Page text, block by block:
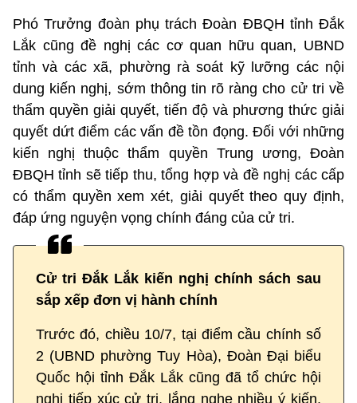
Phó Trưởng đoàn phụ trách Đoàn ĐBQH tỉnh Đắk
Lắk cũng đề nghị các cơ quan hữu quan, UBND
tỉnh và các xã, phường rà soát kỹ lưỡng các nội
dung kiến nghị, sớm thông tin rõ ràng cho cử tri về
thẩm quyền giải quyết, tiến độ và phương thức giải
quyết dứt điểm các vấn đề tồn đọng. Đối với những
kiến nghị thuộc thẩm quyền Trung ương, Đoàn
ĐBQH tỉnh sẽ tiếp thu, tổng hợp và đề nghị các cấp
có thẩm quyền xem xét, giải quyết theo quy định,
đáp ứng nguyện vọng chính đáng của cử tri.
Cử tri Đắk Lắk kiến nghị chính sách sau
sắp xếp đơn vị hành chính
Trước đó, chiều 10/7, tại điểm cầu chính số
2 (UBND phường Tuy Hòa), Đoàn Đại biểu
Quốc hội tỉnh Đắk Lắk cũng đã tổ chức hội
nghị tiếp xúc cử tri, lắng nghe nhiều ý kiến,